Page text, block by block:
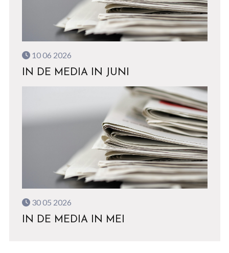
10 06 2026
IN DE MEDIA IN JUNI
30 05 2026
IN DE MEDIA IN MEI